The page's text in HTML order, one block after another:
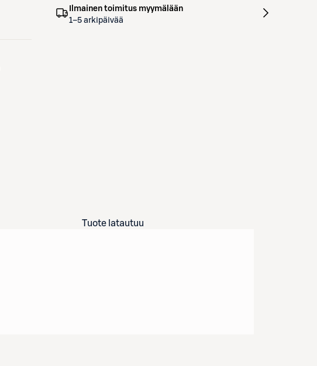
Ilmainen toimitus myymälään
1–5 arkipäivää
Tuote latautuu